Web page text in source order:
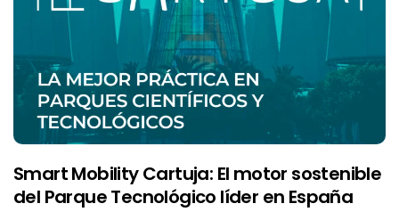
Smart Mobility Cartuja: El motor sostenible
del Parque Tecnológico líder en España